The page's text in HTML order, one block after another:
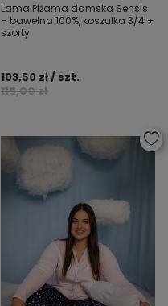
Lama Piżama damska Sensis
– bawełna 100%, koszulka 3/4 +
szorty
115,00 zł
103,50 zł / szt.